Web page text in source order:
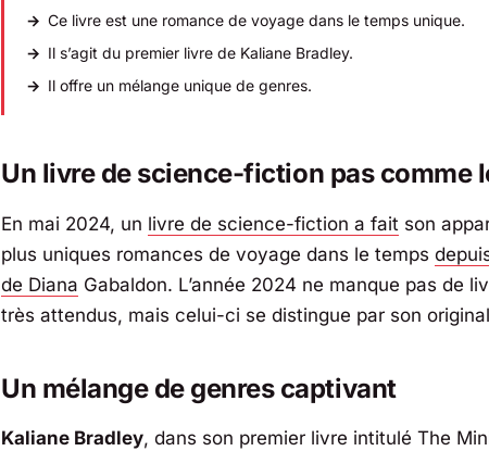
Ce livre est une romance de voyage dans le temps unique.
Il s’agit du premier livre de Kaliane Bradley.
Il offre un mélange unique de genres.
Un livre de science-fiction pas comme
En mai 2024, un livre de science-fiction a fait son
plus uniques romances de voyage dans le temps
de Diana Gabaldon. L’année 2024 ne manque pas de
très attendus, mais celui-ci se distingue par son
Un mélange de genres captivant
Kaliane Bradley, dans son premier livre intitulé The